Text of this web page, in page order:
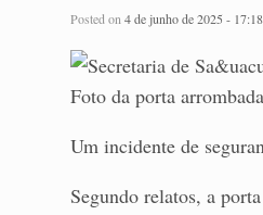
Posted on4 de junho de 2025 - 17:18
Foto da porta
Um incidente de
Segundo relatos, a